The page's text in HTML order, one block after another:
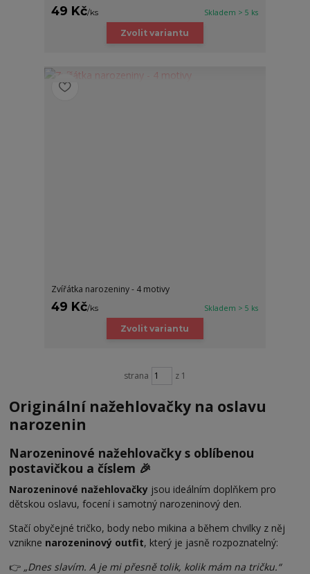
49 Kč/ks Skladem > 5 ks
Zvolit variantu
Zvířátka narozeniny - 4 motivy
49 Kč/ks Skladem > 5 ks
Zvolit variantu
strana z 1
Originální nažehlovačky na oslavu
narozenin
Narozeninové nažehlovačky s oblíbenou
postavičkou a číslem 🎉
Narozeninové nažehlovačky jsou ideálním doplňkem pro
dětskou oslavu, focení i samotný narozeninový den.
Stačí obyčejné tričko, body nebo mikina a během chvilky z něj
vznikne narozeninový outfit, který je jasně rozpoznatelný:
👉 „Dnes slavím. A je mi přesně tolik, kolik mám na tričku.“